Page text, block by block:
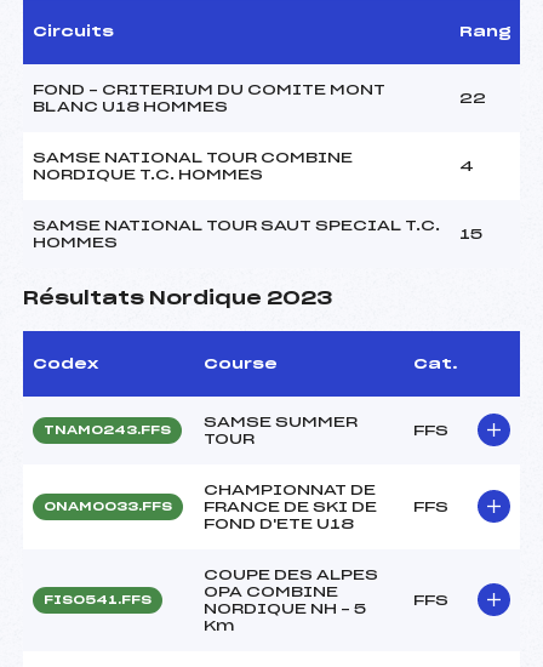
Circuits Rang
FOND – CRITERIUM DU COMITE MONT
BLANC U18 HOMMES
22
SAMSE NATIONAL TOUR COMBINE
NORDIQUE T.C. HOMMES
4
SAMSE NATIONAL TOUR SAUT SPECIAL T.C.
HOMMES
15
Résultats Nordique 2023
Codex Course Cat.
TNAM0243.FFS
SAMSE SUMMER
TOUR
FFS
ONAM0033.FFS
CHAMPIONNAT DE
FRANCE DE SKI DE
FOND D'ETE U18
FFS
FIS0541.FFS
COUPE DES ALPES
OPA COMBINE
NORDIQUE NH – 5
Km
FFS